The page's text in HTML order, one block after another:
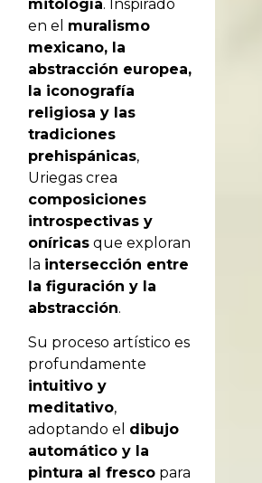
mitología. Inspirado
en el muralismo
mexicano, la
abstracción europea,
la iconografía
religiosa y las
tradiciones
prehispánicas,
Uriegas crea
composiciones
introspectivas y
oníricas que exploran
la intersección entre
la figuración y la
abstracción.
Su proceso artístico es
profundamente
intuitivo y
meditativo,
adoptando el dibujo
automático y la
pintura al fresco para